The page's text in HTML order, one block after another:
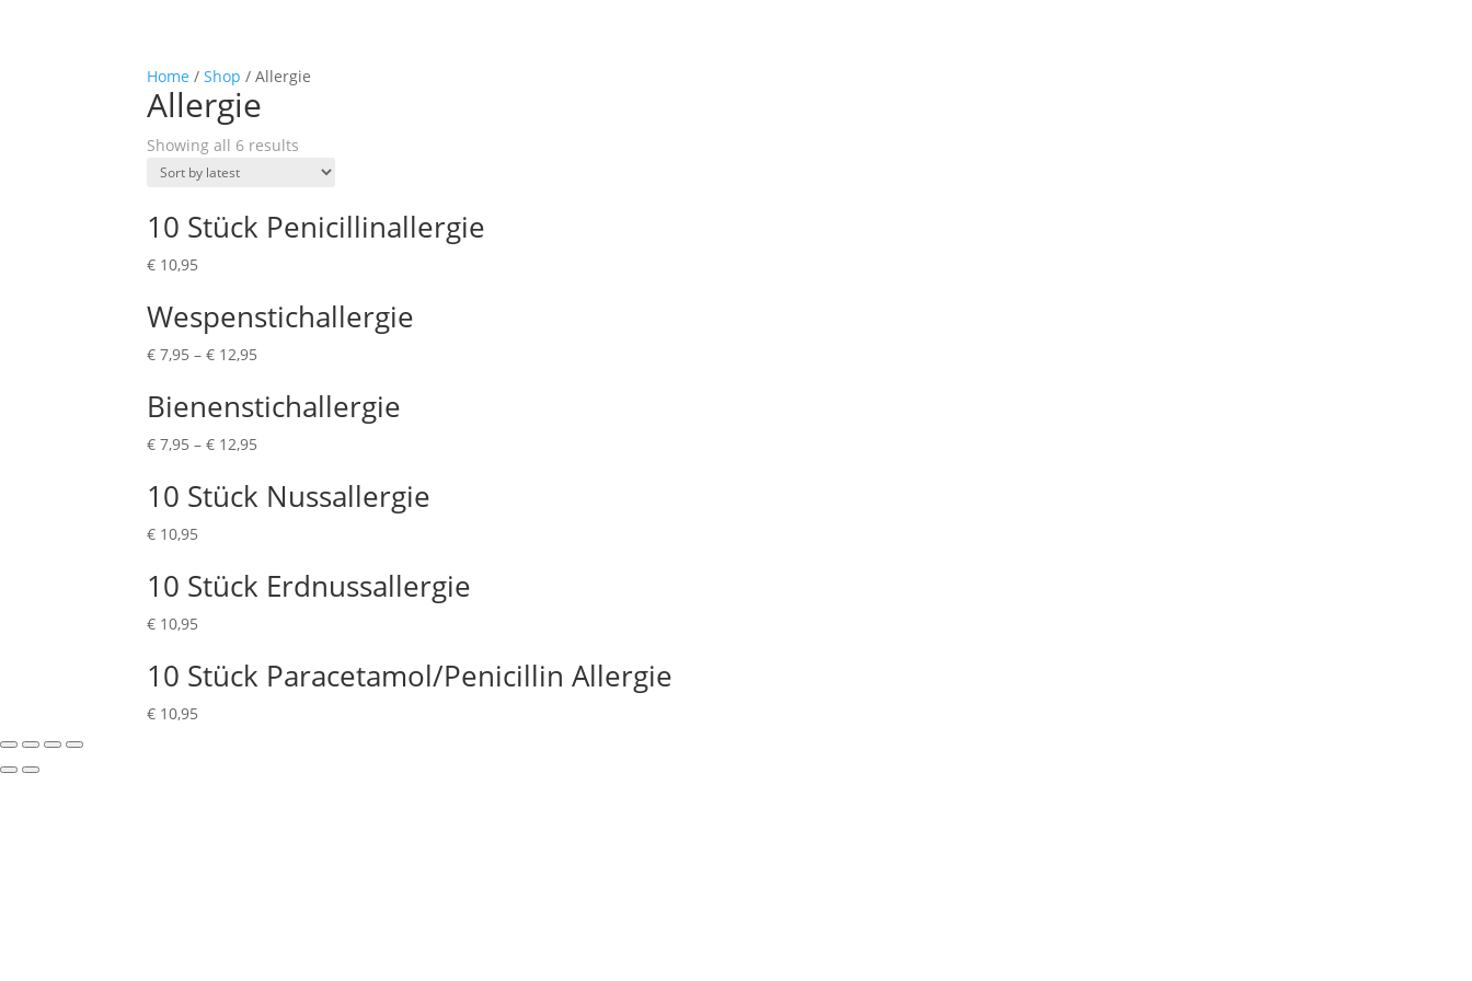
Home /Shop / Allergie
Allergie
Showing all 6 results
10 Stück Penicillinallergie
€ 10,95
Wespenstichallergie
€ 7,95 –€ 12,95
Bienenstichallergie
€ 7,95 –€ 12,95
10 Stück Nussallergie
€ 10,95
10 Stück Erdnussallergie
€ 10,95
10 Stück Paracetamol/Penicillin Allergie
€ 10,95